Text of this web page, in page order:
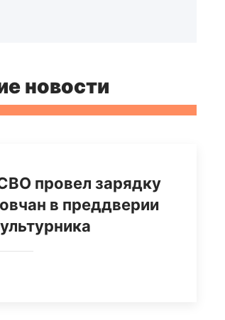
новости
провел зарядку
в преддверии